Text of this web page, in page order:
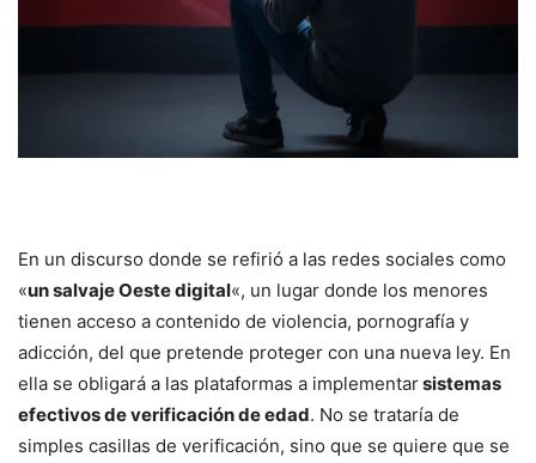
En un discurso donde se refirió a las redes sociales como
«un salvaje Oeste digital«, un lugar donde los menores
tienen acceso a contenido de violencia, pornografía y
adicción, del que pretende proteger con una nueva ley. En
ella se obligará a las plataformas a implementarsistemas
efectivos de verificación de edad. No se trataría de
simples casillas de verificación, sino que se quiere que se